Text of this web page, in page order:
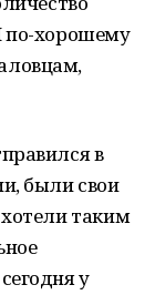
по-хорошему
в
были свои
таким
у